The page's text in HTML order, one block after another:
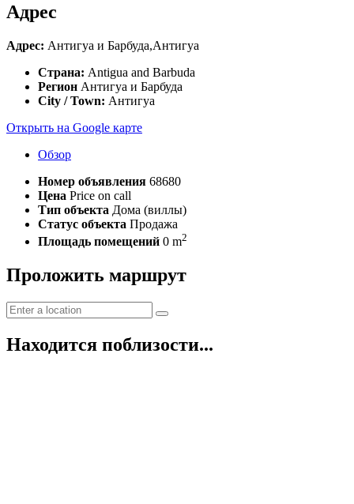
Адрес
Адрес: Антигуа и Барбуда,Антигуа
Страна: Antigua and Barbuda
Регион Антигуа и Барбуда
City / Town: Антигуа
Открыть на Google карте
Обзор
Номер объявления 68680
Цена Price on call
Тип объекта Дома (виллы)
Статус объекта Продажа
Площадь помещений 0 m2
Проложить маршрут
Находится поблизости...